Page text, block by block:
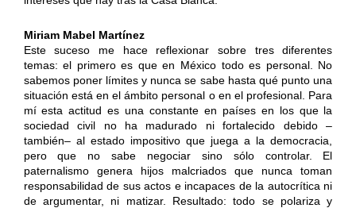
Miriam Mabel Martínez
Este suceso me hace reflexionar sobre tres diferentes
temas: el primero es que en México todo es personal. No
sabemos poner límites y nunca se sabe hasta qué punto una
situación está en el ámbito personal o en el profesional. Para
mí esta actitud es una constante en países en los que la
sociedad civil no ha madurado ni fortalecido debido –
también– al estado impositivo que juega a la democracia,
pero que no sabe negociar sino sólo controlar. El
paternalismo genera hijos malcriados que nunca toman
responsabilidad de sus actos e incapaces de la autocrítica ni
de argumentar, ni matizar. Resultado: todo se polariza y